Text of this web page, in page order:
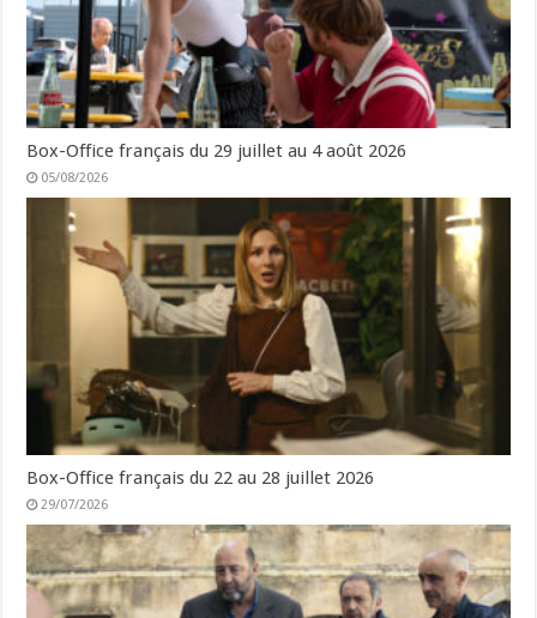
Box-Office français du 29 juillet au 4 août 2026
05/08/2026
Box-Office français du 22 au 28 juillet 2026
29/07/2026